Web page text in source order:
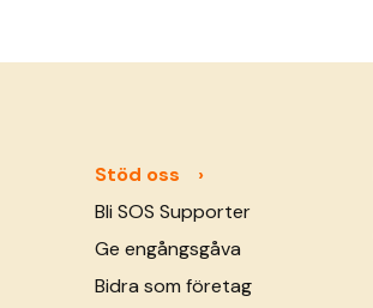
Stöd oss
Bli SOS Supporter
Ge engångsgåva
Bidra som företag